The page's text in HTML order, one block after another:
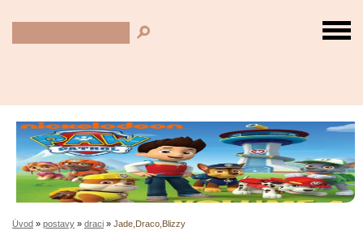
Úvod » postavy » draci » Jade,Draco,Blizzy